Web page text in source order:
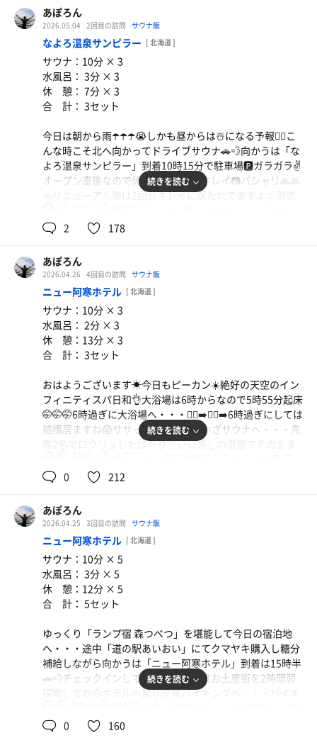
料亭の味 とん汁
サ活後のとん汁最高😊 チンピリで冷えた身体に染みる
👍
22時以降の貸切プライベートサウナ最高でしたよ🤭🤭🤭
かもソロですよ✌️上段GETで温度計は95℃を差してます👌
昔とは見違える程、サ室のコンディションは最高👍👍👍12
分蒸されギブアップ🥵からの水風呂は実測11.8℃でキンキ
ン冷たい🧊からの休憩は湯船のへりに座って休憩😵‍💫😵‍💫😵‍💫
あまみバチバチ出て最高😊😊ちょいと寄り道サウナなので
2セットにて終了😅こんなプライベート感☺️☺️☺️たまらん
☺️
またゆっくり来まぁーす👋
追記：以前とは比べられないぐらいキレイにリニューアル
されてました。以前はサ室も独特の匂いがありましたが今
は木の香りが最高にいい👍👍温泉タオルまで買っちゃいま
したわ😅😅😅
あぽろん
2026.05.04 2回目の訪問 サウナ飯
なよろ温泉サンピラー [ 北海道 ]
サウナ：10分 × 3
水風呂： 3分 × 3
休 憩： 7分 × 3
合 計： 3セット
今日は朝から雨☂️☂️☂️😭しかも昼からは☃️になる予報😮‍💨こ
んな時こそ北へ向かってドライブサウナ🚗💨向かうは「な
よろ温泉サンピラー」到着10時15分で駐車場🅿️ガラガラ✌️
オープン直後なので休憩スペースもキレイ📷パシャリ🙏🙏
🙏リニューアル後は2回目キレイに保たれてますよ☺️脱衣
と身体を清めいざサウナへ・・・先客2名で上段GET✌️なか
🥵🥵からの水風呂は・・・ぬるぅ〜😮‍💨20.9℃はちょい物足
りないよー😭😭😭からの休憩は運良く空いてたチェアに
て😵‍💫😵‍💫😵‍💫ホシザキウォーターで水分補給しながら3セット
完了✅朝イチ「サンピラー」最高でした。👋安全運転でま
たまた北上しまぁ〜す🚗💨
追記：窓からは大量の雨☂️☂️☂️これから本当に雪になるの
かなぁ？☃️
続きを読む
2 178
あぽろん
2026.04.26 4回目の訪問 サウナ飯
ニュー阿寒ホテル [ 北海道 ]
サウナ：10分 × 3
水風呂： 2分 × 3
休 憩：13分 × 3
合 計： 3セット
おはようございます☀今日もピーカン☀️絶好の天空のイン
フィニティスパ日和👌大浴場は6時からなので5時55分起床
🤭🤭🤭6時過ぎに大浴場へ・・・🏃‍♂️‍➡️🏃‍♂️‍➡️6時過ぎにしては
結構居ますね😱ササっと身体を清めいざサウナへ・・・先
客2名でロウリュしたばかりかいい感じの湿度でそのまま
クールダウンしてからの待ち合わせ天空のインフィニティ
😊夜の雰囲気もいいですが朝の阿寒湖も最高ですよ😊繰り
返し3セットにて完了✅昨日の腹パンもすっかり腹ペコ😅
😅😅いざバイキングへ突入✌️やっぱいやしいのかテーブル
満タンです😅😅😅みんな良く食べるのでめちゃ楽しく食べ
れます👌気付けばまた腹パンパン😭😭😭美味しくいただ
きました。ご馳走様でした😋😋😋
さぁまた寄り道しながら安全運転して帰りまぁ〜す🚗💨👋
🧇5枚食べました😋😋😋😋😋これ永遠に喰えるぐらい美味
い😋オススメ
是非ご賞味あれ・・・
続きを読む
0 212
あぽろん
2026.04.25 3回目の訪問 サウナ飯
ニュー阿寒ホテル [ 北海道 ]
サウナ：10分 × 5
水風呂： 3分 × 5
休 憩：12分 × 5
合 計： 5セット
ゆっくり「ランプ宿 森つべつ」を堪能して今日の宿泊地
へ・・・途中「道の駅あいおい」にてクマヤキ購入し糖分
補給しながら向かうは「ニュー阿寒ホテル」到着は15時半
🚗💨チェックインしてから阿寒湖温泉お土産街を2時間弱
探索してからホテルへ戻り夕食バイキングへ・・・バイキ
囲気でした😋肉からスイーツ🍰まで多種多様で腹が破裂し
続きを読む
0 160